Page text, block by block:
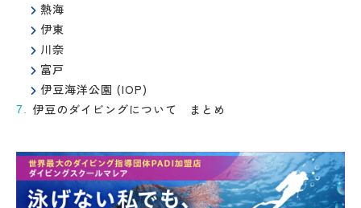
熱海
伊東
川奈
富戸
伊豆海洋公園 (IOP)
伊豆のダイビングについて まとめ